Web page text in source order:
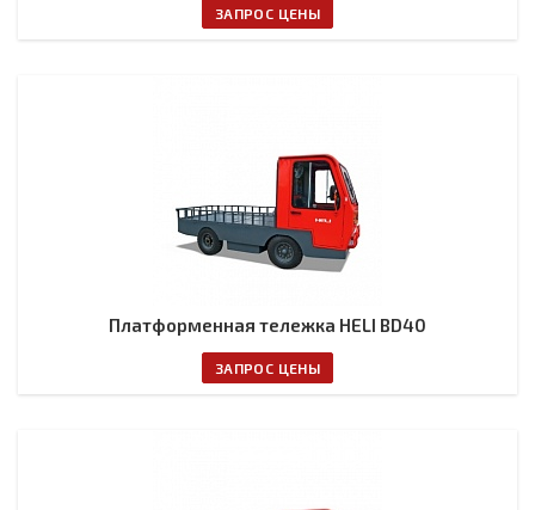
ЗАПРОС ЦЕНЫ
Платформенная тележка HELI BD40
ЗАПРОС ЦЕНЫ